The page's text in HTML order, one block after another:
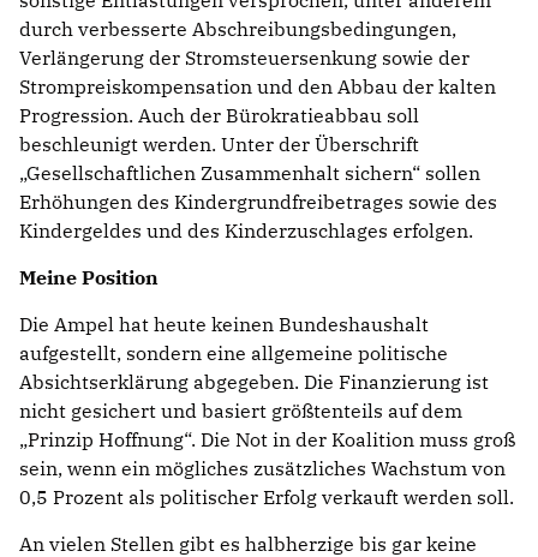
durch verbesserte Abschreibungsbedingungen,
Verlängerung der Stromsteuersenkung sowie der
Strompreiskompensation und den Abbau der kalten
Progression. Auch der Bürokratieabbau soll
beschleunigt werden. Unter der Überschrift
Gesellschaftlichen Zusammenhalt sichern“ sollen
Erhöhungen des Kindergrundfreibetrages sowie des
Kindergeldes und des Kinderzuschlages erfolgen.
Meine Position
Die Ampel hat heute keinen Bundeshaushalt
aufgestellt, sondern eine allgemeine politische
Absichtserklärung abgegeben. Die Finanzierung ist
nicht gesichert und basiert größtenteils auf dem
Prinzip Hoffnung“. Die Not in der Koalition muss groß
sein, wenn ein mögliches zusätzliches Wachstum von
0,5 Prozent als politischer Erfolg verkauft werden soll.
An vielen Stellen gibt es halbherzige bis gar keine